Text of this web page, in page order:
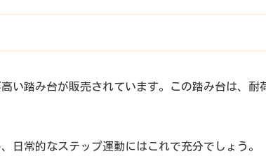
い踏み台が販売されています。この踏み台は、耐
日常的なステップ運動にはこれで充分でしょう。